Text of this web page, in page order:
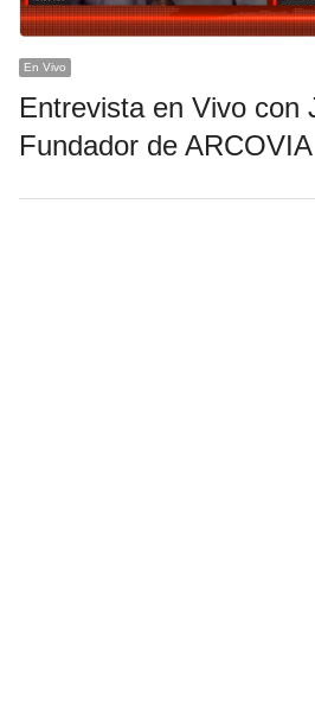
En Vivo
Entrevista en Vivo con
Fundador de ARCOVIA